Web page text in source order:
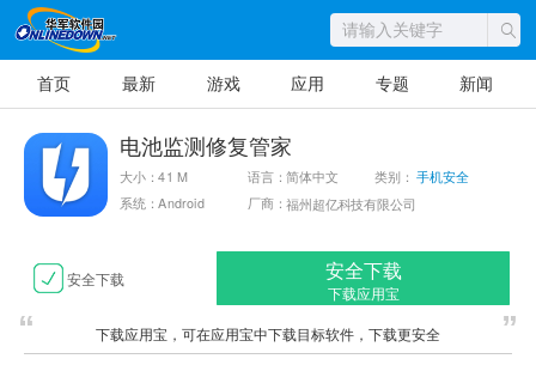
首页 最新 游戏 应用 专题 新闻
电池监测修复管家
大小：41 M 语言：简体中文 类别：手机安全
系统：Android
厂商：福州超亿科技有限公司
安全下载 安全下载
下载应用宝
下载应用宝，可在应用宝中下载目标软件，下载更安全